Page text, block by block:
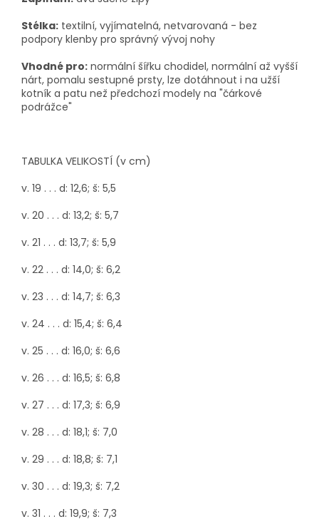
Stélka: textilní, vyjímatelná, netvarovaná - bez
podpory klenby pro správný vývoj nohy
Vhodné pro: normální šířku chodidel, normální až vyšší
nárt, pomalu sestupné prsty, lze dotáhnout i na užší
kotník a patu než předchozí modely na "čárkové
podrážce"
TABULKA VELIKOSTÍ (v cm)
v. 19 . . . d: 12,6; š: 5,5
v. 20 . . . d: 13,2; š: 5,7
v. 21 . . . d: 13,7; š: 5,9
v. 22 . . . d: 14,0; š: 6,2
v. 23 . . . d: 14,7; š: 6,3
v. 24 . . . d: 15,4; š: 6,4
v. 25 . . . d: 16,0; š: 6,6
v. 26 . . . d: 16,5; š: 6,8
v. 27 . . . d: 17,3; š: 6,9
v. 28 . . . d: 18,1; š: 7,0
v. 29 . . . d: 18,8; š: 7,1
v. 30 . . . d: 19,3; š: 7,2
v. 31 . . . d: 19,9; š: 7,3